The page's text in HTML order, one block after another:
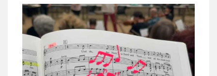
stuttgarter_oratorienchor
Juli 23